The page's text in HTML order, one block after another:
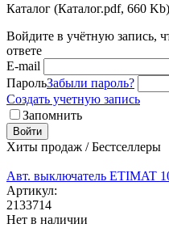
Каталог (Каталог.pdf, 660
Войдите в учётную запись,
ответе
E-mail
ПарольЗабыли пароль?
Создать учетную запись
Запомнить
Войти
Хиты продаж / Бестселлеры
Авт. выключатель ETIMAT
Артикул:
2133714
Нет в наличии